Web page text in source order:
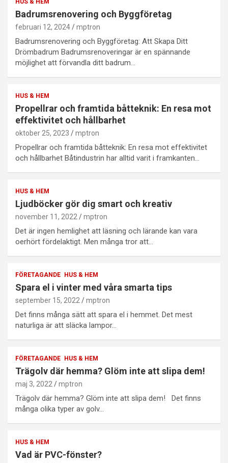
HUS & HEM
Badrumsrenovering och Byggföretag
februari 12, 2024 mptron
Badrumsrenovering och Byggföretag: Att Skapa Ditt
Drömbadrum Badrumsrenoveringar är en spännande
möjlighet att förvandla ditt badrum…
HUS & HEM
Propellrar och framtida båtteknik: En resa mot
effektivitet och hållbarhet
oktober 25, 2023 mptron
Propellrar och framtida båtteknik: En resa mot effektivitet
och hållbarhet Båtindustrin har alltid varit i framkanten…
HUS & HEM
Ljudböcker gör dig smart och kreativ
november 11, 2022 mptron
Det är ingen hemlighet att läsning och lärande kan vara
oerhört fördelaktigt. Men många tror att…
FÖRETAGANDE HUS & HEM
Spara el i vinter med våra smarta tips
september 15, 2022 mptron
Det finns många sätt att spara el i hemmet. Det mest
naturliga är att släcka lampor…
FÖRETAGANDE HUS & HEM
Trägolv där hemma? Glöm inte att slipa dem!
maj 3, 2022 mptron
Trägolv där hemma? Glöm inte att slipa dem! Det finns
många olika typer av golv…
HUS & HEM
Vad är PVC-fönster?